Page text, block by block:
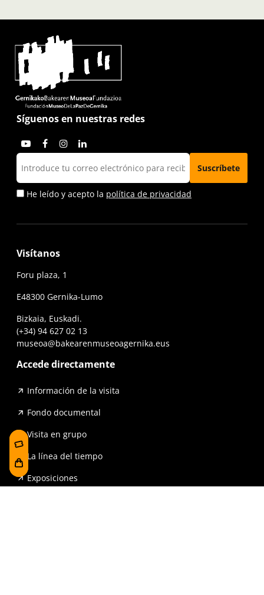
Síguenos en nuestras redes
He leído y acepto la política de privacidad
Visítanos
Foru plaza, 1
E48300 Gernika-Lumo
Bizkaia, Euskadi.
(+34) 94 627 02 13
museoa@bakearenmuseoagernika.eus
Accede directamente
Información de la visita
Fondo documental
Visita en grupo
La línea del tiempo
Exposiciones